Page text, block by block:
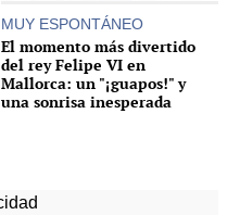
MUY ESPONTÁNEO
El momento más divertido
del rey Felipe VI en
Mallorca: un "¡guapos!" y
una sonrisa inesperada